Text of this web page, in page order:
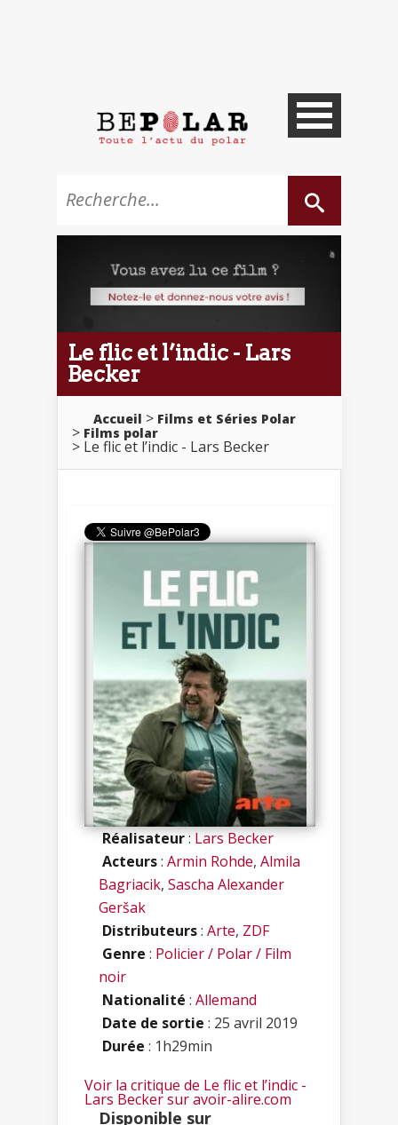
Le flic et l’indic - Lars
Becker
Accueil
Films et Séries Polar
Films polar
Le flic et l’indic - Lars Becker
Réalisateur:Lars Becker
Acteurs: Armin Rohde, Almila
Bagriacik, Sascha Alexander
Geršak
Distributeurs: Arte, ZDF
Genre : Policier / Polar / Film
noir
Nationalité : Allemand
Date de sortie : 25 avril 2019
Durée : 1h29min
Voir la critique de Le flic et l’indic -
Lars Becker sur avoir-alire.com
Disponible sur